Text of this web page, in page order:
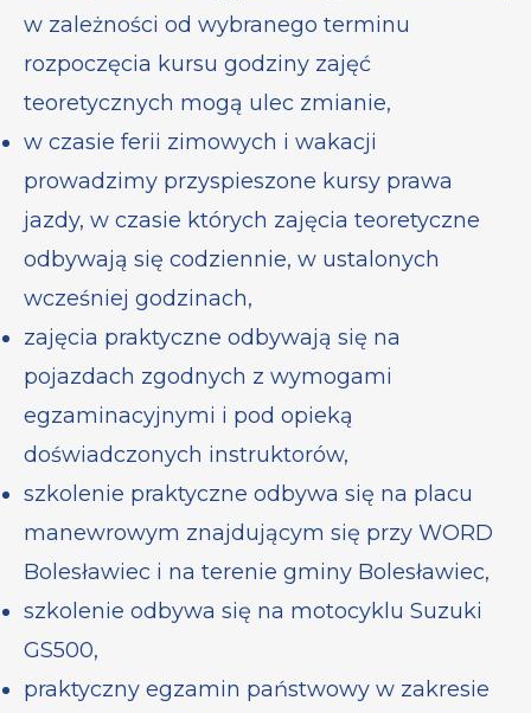
w zależności od wybranego terminu
rozpoczęcia kursu godziny zajęć
teoretycznych mogą ulec zmianie,
w czasie ferii zimowych i wakacji
prowadzimy przyspieszone kursy prawa
jazdy, w czasie których zajęcia teoretyczne
odbywają się codziennie, w ustalonych
wcześniej godzinach,
zajęcia praktyczne odbywają się na
pojazdach zgodnych z wymogami
egzaminacyjnymi i pod opieką
doświadczonych instruktorów,
szkolenie praktyczne odbywa się na placu
manewrowym znajdującym się przy WORD
Bolesławiec i na terenie gminy Bolesławiec,
szkolenie odbywa się na motocyklu Suzuki
GS500,
praktyczny egzamin państwowy w zakresie